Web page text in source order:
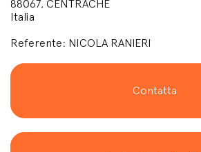
88067, CENTRACHE
Italia
Referente: NICOLA RANIERI
Contatta